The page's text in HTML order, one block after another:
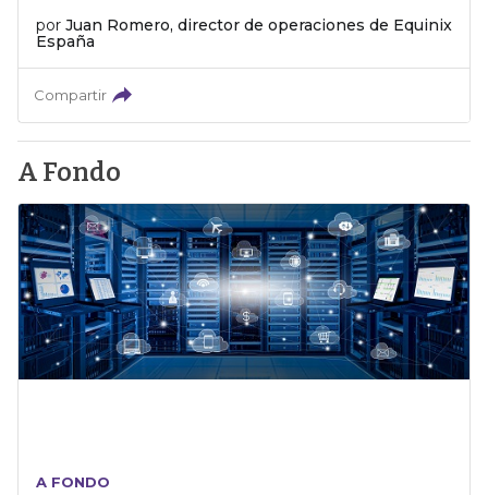
por Juan Romero, director de operaciones de Equinix
España
Compartir
A Fondo
A FONDO